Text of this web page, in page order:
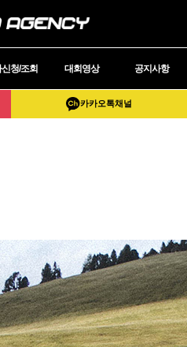
청/조회 대회영상 공지사항
카카오톡채널